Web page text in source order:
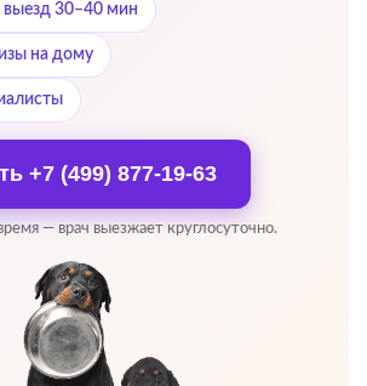
выезд 30–40 мин
на дому
+7 (499) 877-19-63
— врач выезжает круглосуточно.